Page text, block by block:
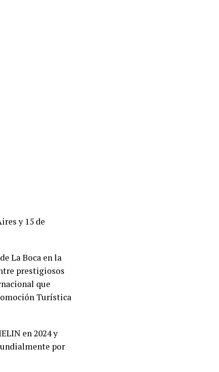
y 15 de
La Boca en la
prestigiosos
que
Turística
en 2024 y
por